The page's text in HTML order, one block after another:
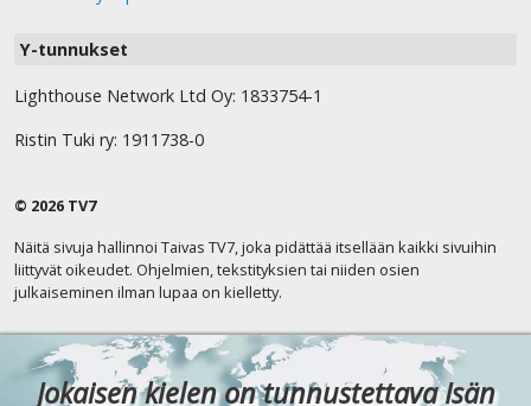
Y-tunnukset
Lighthouse Network Ltd Oy: 1833754-1
Ristin Tuki ry: 1911738-0
© 2026 TV7
Näitä sivuja hallinnoi Taivas TV7, joka pidättää itsellään kaikki sivuihin
liittyvät oikeudet. Ohjelmien, tekstityksien tai niiden osien
julkaiseminen ilman lupaa on kielletty.
Jokaisen kielen on tunnustettava Isän